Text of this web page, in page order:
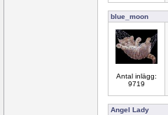
blue_moon
Antal inlägg:
9719
Angel Lady